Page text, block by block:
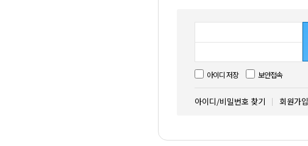
아이디 저장 보안접속
아이디/비밀번호 찾기 회원가입